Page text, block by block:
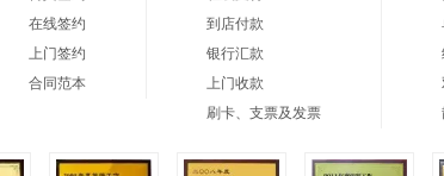
在线签约
上门签约
合同范本
到店付款
银行汇款
上门收款
刷卡、支票及发票